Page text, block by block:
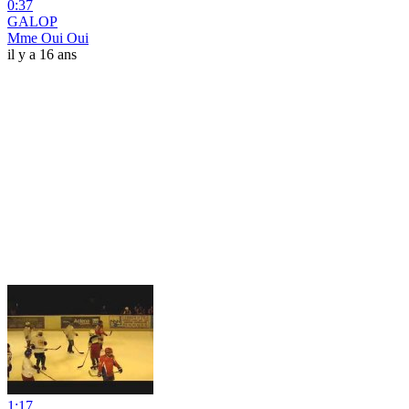
0:37
GALOP
Mme Oui Oui
il y a 16 ans